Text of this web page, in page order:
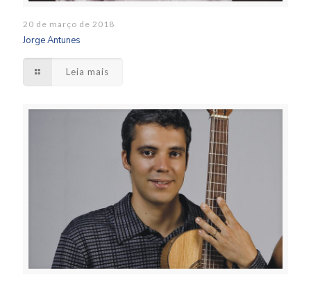
20 de março de 2018
Jorge Antunes
Leia mais